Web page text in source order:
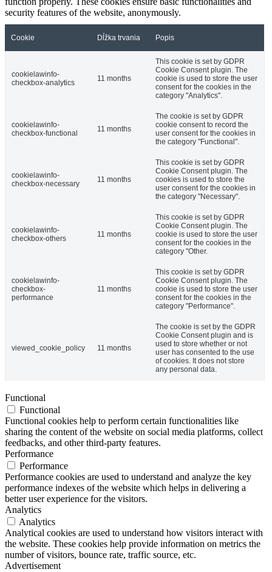
security features of the website, anonymously.
Cookie Dĺžka trvania Popis
cookielawinfo-
checkbox-analytics
11 months
This cookie is set by GDPR
Cookie Consent plugin. The
cookie is used to store the user
consent for the cookies in the
category "Analytics".
cookielawinfo-
checkbox-functional
11 months
The cookie is set by GDPR
cookie consent to record the
user consent for the cookies in
the category "Functional".
cookielawinfo-
checkbox-necessary
11 months
This cookie is set by GDPR
Cookie Consent plugin. The
cookies is used to store the
user consent for the cookies in
the category "Necessary".
cookielawinfo-
checkbox-others
11 months
This cookie is set by GDPR
Cookie Consent plugin. The
cookie is used to store the user
consent for the cookies in the
category "Other.
cookielawinfo-
checkbox-
performance
11 months
This cookie is set by GDPR
Cookie Consent plugin. The
cookie is used to store the user
consent for the cookies in the
category "Performance".
viewed_cookie_policy 11 months
The cookie is set by the GDPR
Cookie Consent plugin and is
used to store whether or not
user has consented to the use
of cookies. It does not store
any personal data.
Functional
Functional
Functional cookies help to perform certain functionalities like
sharing the content of the website on social media platforms, collect
feedbacks, and other third-party features.
Performance
Performance
Performance cookies are used to understand and analyze the key
performance indexes of the website which helps in delivering a
better user experience for the visitors.
Analytics
Analytics
Analytical cookies are used to understand how visitors interact with
the website. These cookies help provide information on metrics the
number of visitors, bounce rate, traffic source, etc.
Advertisement